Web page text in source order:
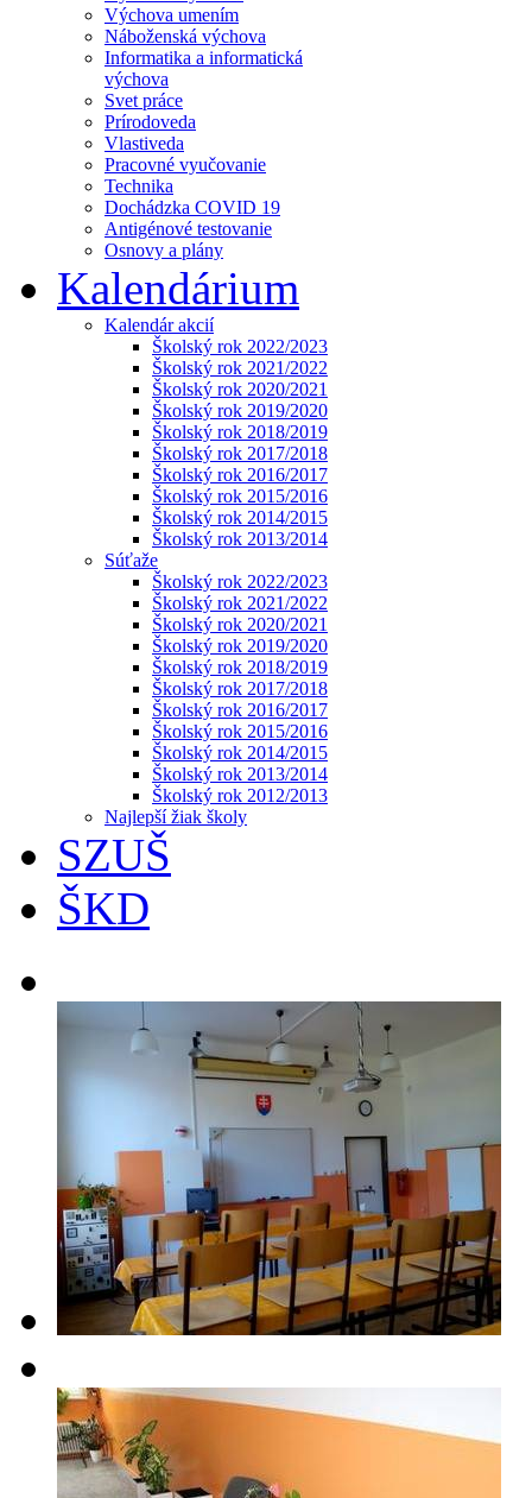
Výchova umením
Náboženská výchova
Informatika a informatická
výchova
Svet práce
Prírodoveda
Vlastiveda
Pracovné vyučovanie
Technika
Dochádzka COVID 19
Antigénové testovanie
Osnovy a plány
Kalendárium
Kalendár akcií
Školský rok 2022/2023
Školský rok 2021/2022
Školský rok 2020/2021
Školský rok 2019/2020
Školský rok 2018/2019
Školský rok 2017/2018
Školský rok 2016/2017
Školský rok 2015/2016
Školský rok 2014/2015
Školský rok 2013/2014
Súťaže
Školský rok 2022/2023
Školský rok 2021/2022
Školský rok 2020/2021
Školský rok 2019/2020
Školský rok 2018/2019
Školský rok 2017/2018
Školský rok 2016/2017
Školský rok 2015/2016
Školský rok 2014/2015
Školský rok 2013/2014
Školský rok 2012/2013
Najlepší žiak školy
SZUŠ
ŠKD